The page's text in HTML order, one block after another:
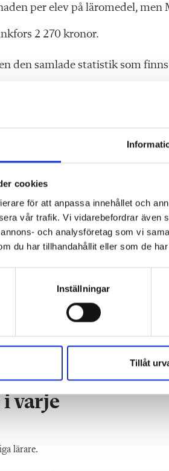
cookies
för att anpassa innehållet och
vår trafik. Vi vidarebefordrar även
och analysföretag som vi
du har tillhandahållit eller som de
Inställningar
Tillåt
per elev på läromedel, men
2 270 kronor.
den samlade statistik som
varje
lärare.